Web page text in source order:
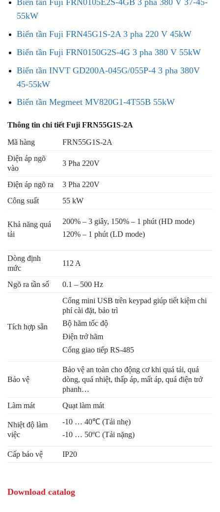
55kW
Biến tần Fuji FRN45G1S-2A 3 pha 220 V 45kW
Biến tần Fuji FRN0150G2S-4G 3 pha 380 V 55kW
Biến tần INVT GD200A-045G/055P-4 3 pha 380V
45-55kW
Biến tần Megmeet MV820G1-4T55B 55kW
Thông tin chi tiết Fuji FRN55G1S-2A
Mã hàng
FRN55G1S-2A
Điện áp ngõ
vào
3 Pha 220V
Điện áp ngõ ra
3 Pha 220V
Công suất
55 kW
Khả năng quá
tải
200% – 3 giây, 150% – 1 phút (HD mode)
120% – 1 phút (LD mode)
Dòng định
mức
112 A
Ngõ ra tần số 0.1 – 500 Hz
Tích hợp sẵn
Cổng mini USB trên keypad giúp tiết kiệm chi
phí cài đặt, bảo trì
Bộ hãm tốc độ
Điện trở hãm
Cổng giao tiếp RS-485
Bảo vệ
Bảo vệ an toàn cho động cơ khi quá tải, quá
dòng, quá nhiệt, thấp áp, mất áp, quá điện trở
phanh…
Làm mát
Quạt làm mát
Nhiệt độ làm
việc
-10 … 40℃ (Tải nhẹ)
-10 … 50ºC (Tải nặng)
Cấp bảo vệ IP20
Download catalog